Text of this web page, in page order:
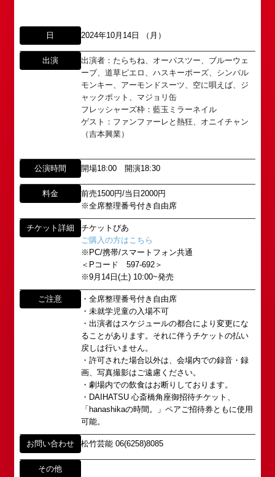
日 2024年10月14日 （月）
出演
出演者：たらちね、オーパスツー、ブルーウェ
ーブ、道草ピエロ、ハスキーポーズ、シンバル
モンキー、アーモンドスーツ、空に唄えば、ジ
ャックポット、マジョリ缶
フレッシャーズ枠：藍玉ミラーネイル
ゲスト：ファンファーレと熱狂、オニイチャン
（吉本興業）
公演時間 開場18:00 開演18:30
料金
前売1500円/当日2000円
※全席整理番号付き自由席
チケット詳細
チケットぴあ
ご購入の方はこちら
※PC/携帯/スマートフォン共通
＜Pコード 597-692＞
※9月14日(土) 10:00~発売
ご注意
・全席整理番号付き自由席
・未就学児童の入場不可
・出演者はスケジュールの都合により変更にな
ることがあります。それに伴うチケットの払い
戻しは行いません。
・許可された場合以外は、会場内での録音・録
画、写真撮影はご遠慮ください。
・劇場内での飲食はお断りしております。
・DAIHATSU 心斎橋角座御招待チケット、
「hanashikaの時間。」ペアご招待券ともに使用
可能。
お問い合わせ 松竹芸能 06(6258)8085
その他
DAIHATSU
心斎橋角座トップ
公演情報
アクセス
角座とは
お問い合わせ
「角座」の名称は、「角の芝居」と呼ばれた江戸時
代に遡ります。
「角座」はかつて、浪花座、中座、朝日座、弁天座
「五つ櫓」若しくは「道頓堀五座」と呼ばれ、
1960年～70年代には、上方演芸の殿堂として栄え
その後、「角座」の名称は、松竹(株)の直営映画館
(大阪市中央区)や
弊社直営の劇場「B1角座」(大阪市中央区)に引き継
がれていましたが、
2008年の角座ビル(大阪市中央区)の閉館と共に、
消滅致しました。
この由緒ある名称を、日本のエンタテインメントの
中心である東京・大阪で復活させ、 新たな歴史を
スタートさせたいと考えております。
この劇場から、日本を代表するエンタテインナーが
続々と輩出され、文化の発展に寄与できるものと考
えております。
所属オーディションに関するお問い合わせ
以下のアドレスからお問い合わせ願います。
大阪本社 タレント開発室：o-
school@shochikugeino.jp
東京支社 タレント開発室：t-
school@shochikugeino.jp
イベント出演依頼のお問い合わせ
以下のページからお問い合わせ願います。
イベント出演依頼メール送信フォーム
https://www.shochikugeino.co.jp/event/form/
タレントへのファンメール
fanmail@shochikugeino.jp
ホームページに関するご意見・ご感想（※）
webmaster@shochikugeino.jp
ご意見・ご感想は各イベントのお問い合わせ先電話
番号へお問い合わせください。
※内容によっては弊社からの回答を控えさせていた